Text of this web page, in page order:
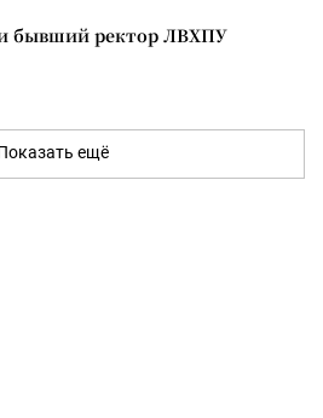
бывший ректор ЛВХПУ
ещё